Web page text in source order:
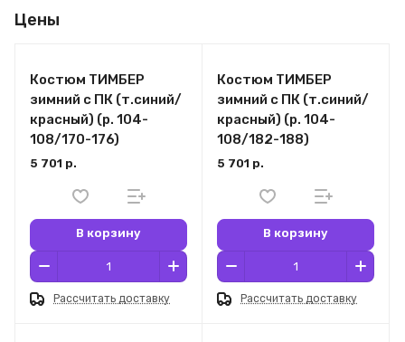
Цены
Костюм ТИМБЕР
зимний с ПК (т.синий/
красный) (р. 104-
108/170-176)
5 701 р.
В корзину
Рассчитать доставку
Костюм ТИМБЕР
зимний с ПК (т.синий/
красный) (р. 104-
108/182-188)
5 701 р.
В корзину
Рассчитать доставку